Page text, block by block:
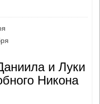
и Луки
Никона